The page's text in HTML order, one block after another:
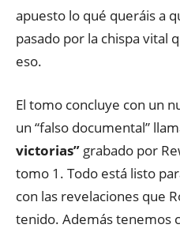
apuesto lo qué queráis a
pasado por la chispa vital
eso.
El tomo concluye con un
un “falso documental”
victorias” grabado por
tomo 1. Todo está listo
con las revelaciones que
tenido. Además tenemos